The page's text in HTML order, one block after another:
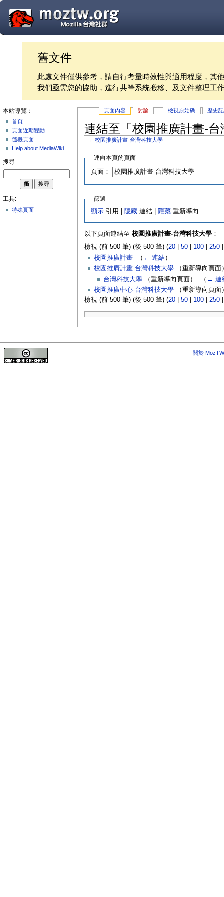
舊文件
此處文件僅供參考，請自行考量時效性與適用程度，其
我們亟需您的協助，進行共筆系統搬移、及文件整理工
頁面內容 討論 檢視原始碼 歷史
連結至「校園推廣計畫-
←校園推廣計畫-台灣科技大學
連向本頁的頁面
頁面：
篩選
顯示 引用 | 隱藏 連結 | 隱藏 重新導向
以下頁面連結至 校園推廣計畫-台灣科技大學：
檢視 (前 500 筆) (後 500 筆) (20| 50| 100| 250
校園推廣計畫‎ （ ← 連結）
校園推廣計畫:台灣科技大學（重新導向頁
台灣科技大學（重新導向頁面） ‎ （ ← 連
校園推廣中心-台灣科技大學（重新導向頁
檢視 (前 500 筆) (後 500 筆) (20| 50| 100| 250
本站導覽：
首頁
頁面近期變動
隨機頁面
Help about MediaWiki
搜尋
工具:
特殊頁面
關於